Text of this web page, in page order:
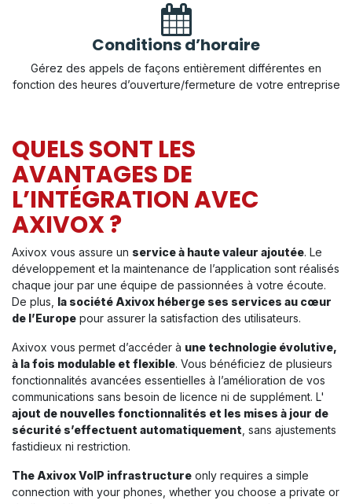
Conditions d’horaire
Gérez des appels de façons entièrement différentes en
fonction des heures d’ouverture/fermeture de votre entreprise
QUELS SONT LES
AVANTAGES DE
L’INTÉGRATION AVEC
AXIVOX ?
Axivox vous assure un service à haute valeur ajoutée. Le
développement et la maintenance de l’application sont réalisés
chaque jour par une équipe de passionnées à votre écoute.
De plus, la société Axivox héberge ses services au cœur
de l’Europe pour assurer la satisfaction des utilisateurs.
Axivox vous permet d’accéder à une technologie évolutive,
à la fois modulable et flexible. Vous bénéficiez de plusieurs
fonctionnalités avancées essentielles à l’amélioration de vos
communications sans besoin de licence ni de supplément. L'
ajout de nouvelles fonctionnalités et les mises à jour de
sécurité s’effectuent automatiquement , sans ajustements
fastidieux ni restriction.
The Axivox VoIP infrastructure only requires a simple
connection with your phones, whether you choose a private or